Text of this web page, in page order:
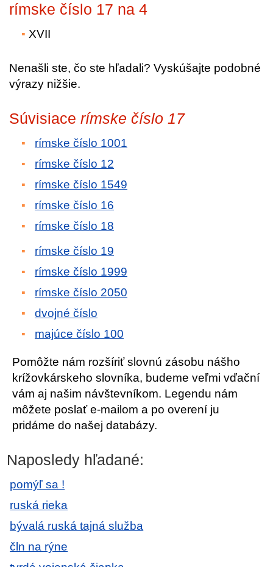
rímske číslo 17 na 4
XVII
Nenašli ste, čo ste hľadali? Vyskúšajte podobné
výrazy nižšie.
Súvisiace rímske číslo 17
rímske číslo 1001
rímske číslo 12
rímske číslo 1549
rímske číslo 16
rímske číslo 18
rímske číslo 19
rímske číslo 1999
rímske číslo 2050
dvojné číslo
majúce číslo 100
Pomôžte nám rozšíriť slovnú zásobu nášho
krížovkárskeho slovníka, budeme veľmi vďační
vám aj našim návštevníkom. Legendu nám
môžete poslať e-mailom a po overení ju
pridáme do našej databázy.
Naposledy hľadané:
pomýľ sa !
ruská rieka
bývalá ruská tajná služba
čln na rýne